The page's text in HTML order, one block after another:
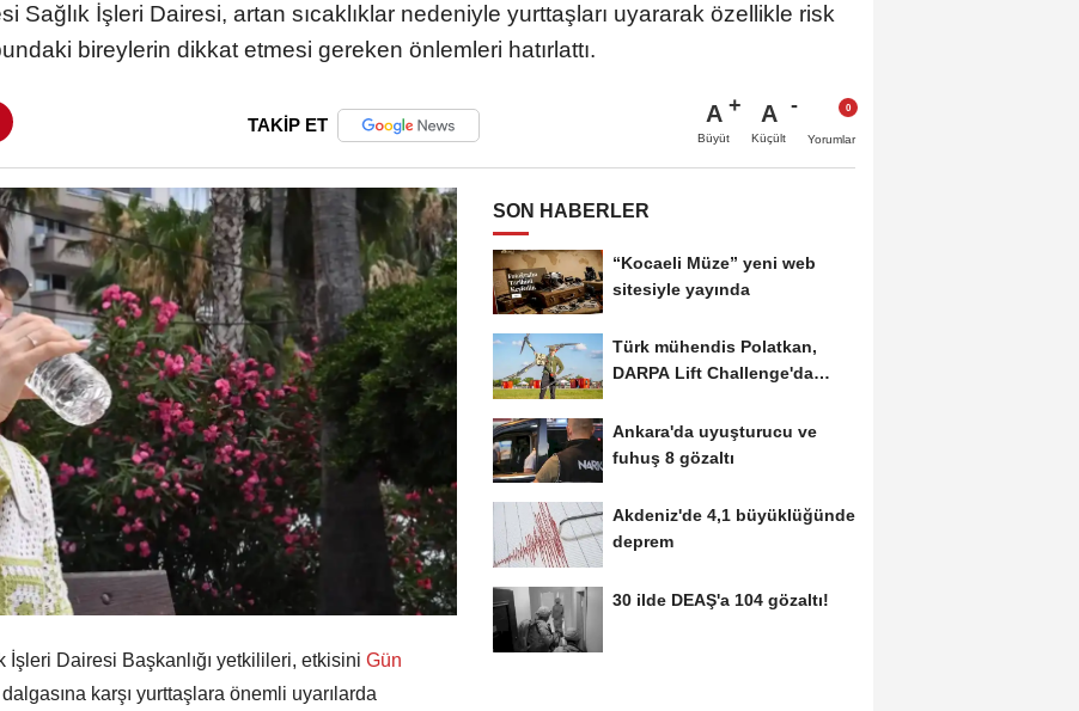
Sağlık İşleri Dairesi, artan sıcaklıklar nedeniyle yurttaşları uyararak özellikle risk
bireylerin dikkat etmesi gereken önlemleri hatırlattı.
TAKİP ET A
Büyüt
A
Küçült Yorumlar
Dairesi Başkanlığı yetkilileri, etkisini Gün
karşı yurttaşlara önemli uyarılarda
SON HABERLER
“Kocaeli Müze” yeni web
sitesiyle yayında
Türk mühendis Polatkan,
DARPA Lift Challenge'da
Ankara'da uyuşturucu ve
fuhuş 8 gözaltı
Akdeniz'de 4,1 büyüklüğünde
deprem
30 ilde DEAŞ'a 104 gözaltı!